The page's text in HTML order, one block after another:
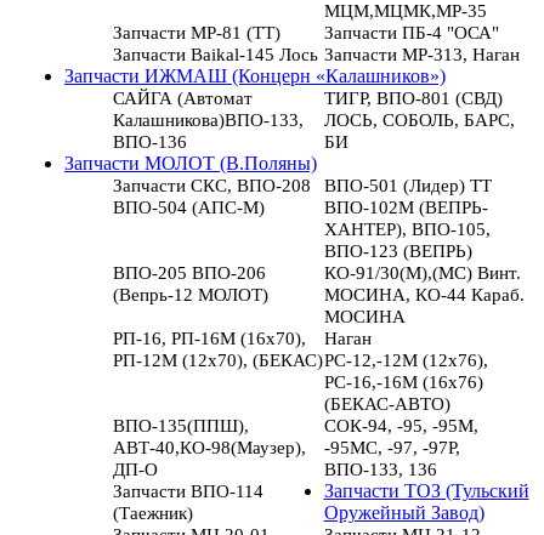
МЦМ,МЦМК,МР-35
Запчасти МР-81 (ТТ)
Запчасти ПБ-4 "ОСА"
Запчасти Baikal-145 Лось Запчасти МР-313, Наган
Запчасти ИЖМАШ (Концерн «Калашников»)
САЙГА (Автомат
Калашникова)ВПО-133,
ВПО-136
ТИГР, ВПО-801 (СВД)
ЛОСЬ, СОБОЛЬ, БАРС,
БИ
Запчасти МОЛОТ (В.Поляны)
Запчасти СКС, ВПО-208
ВПО-501 (Лидер) ТТ
ВПО-504 (АПС-М)
ВПО-102М (ВЕПРЬ-
ХАНТЕР), ВПО-105,
ВПО-123 (ВЕПРЬ)
ВПО-205 ВПО-206
(Вепрь-12 МОЛОТ)
КО-91/30(М),(МС) Винт.
МОСИНА, КО-44 Караб.
МОСИНА
РП-16, РП-16М (16х70),
РП-12М (12х70), (БЕКАС)
Наган
РС-12,-12М (12х76),
РС-16,-16М (16х76)
(БЕКАС-АВТО)
ВПО-135(ППШ),
АВТ-40,КО-98(Маузер),
ДП-О
СОК-94, -95, -95М,
-95МС, -97, -97Р,
ВПО-133, 136
Запчасти ВПО-114
(Таежник)
Запчасти ТОЗ (Тульский
Оружейный Завод)